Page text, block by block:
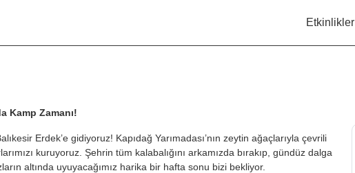
Etkinlikler
Kamp Zamanı!
Erdek’e gidiyoruz! Kapıdağ Yarımadası’nın zeytin ağaçlarıyla çevrili
kuruyoruz. Şehrin tüm kalabalığını arkamızda bırakıp, gündüz dalga
altında uyuyacağımız harika bir hafta sonu bizi bekliyor.